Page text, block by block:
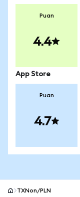
Puan
4.4
App Store
Puan
4.7
TXNon/PLN